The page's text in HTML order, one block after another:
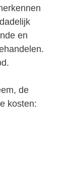
en
de
kosten: